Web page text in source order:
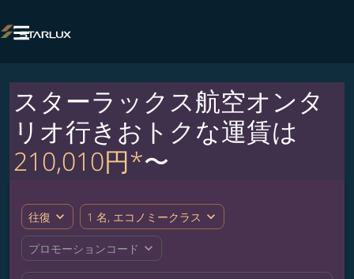

スターラックス航空オンタ
リオ行きおトクな運賃は
210,010円*〜
往復 expand_more 1 名, エコノミークラス expand_more
プロモーションコード expand_more